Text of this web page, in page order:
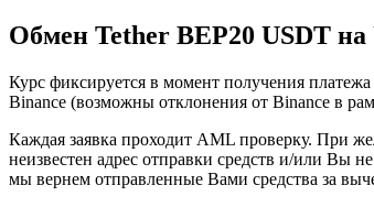
Обмен Tether BEP20 USDT на
Курс фиксируется в момент получения
Binance (возможны отклонения от Binance в
Каждая заявка проходит AML проверку. При
неизвестен адрес отправки средств и/или Вы
мы вернем отправленные Вами средства за